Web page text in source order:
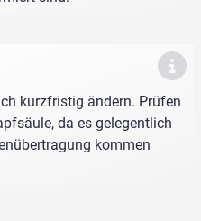
kurzfristig ändern. Prüfen
da es gelegentlich
kommen